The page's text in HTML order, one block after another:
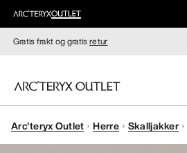
Gratis frakt og gratisretur
DAMER
Arc'teryx Outlet Herre Skalljakker